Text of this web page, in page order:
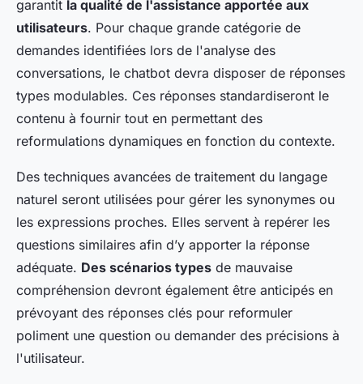
garantit la qualité de l'assistance apportée aux
utilisateurs. Pour chaque grande catégorie de
demandes identifiées lors de l'analyse des
conversations, le chatbot devra disposer de réponses
types modulables. Ces réponses standardiseront le
contenu à fournir tout en permettant des
reformulations dynamiques en fonction du contexte.
Des techniques avancées de traitement du langage
naturel seront utilisées pour gérer les synonymes ou
les expressions proches. Elles servent à repérer les
questions similaires afin d’y apporter la réponse
adéquate. Des scénarios types de mauvaise
compréhension devront également être anticipés en
prévoyant des réponses clés pour reformuler
poliment une question ou demander des précisions à
l'utilisateur.